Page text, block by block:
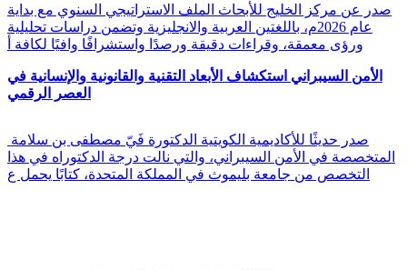
صدر عن مركز الخليج للأبحاث الملف الاستراتيجي السنوي مع بداية
عام 2026م، باللغتين العربية والانجليزية وتضمن دراسات تحليلية
ورؤى معمقة، وقراءات دقيقة ورصدًا واستشرافًا وافيًا لكافة أ
الأمن السيبراني استكشاف الأبعاد التقنية والقانونية والإنسانية في
العصر الرقمي
المتخصصة في الأمن السيبراني، والتي نالت درجة الدكتوراه في هذا
التخصص من جامعة بليموث في المملكة المتحدة، كتابًا يحمل ع